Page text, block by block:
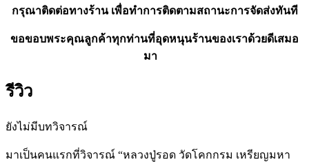
กรุณาติดต่อทางร้าน เพื่อทำการติดตามสถานะการจัดส่งทันที
ขอขอบพระคุณลูกค้าทุกท่านที่อุดหนุนร้านของเราด้วยดีเสมอ
มา
รีวิว
ยังไม่มีบทวิจารณ์
มาเป็นคนแรกที่วิจารณ์ “หลวงปู่รอด วัดโคกกรม เหรียญมหา